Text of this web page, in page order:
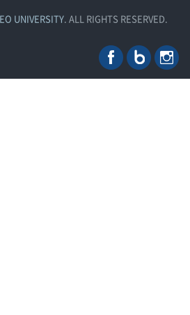
UNIVERSITY. ALL RIGHTS RESERVED.